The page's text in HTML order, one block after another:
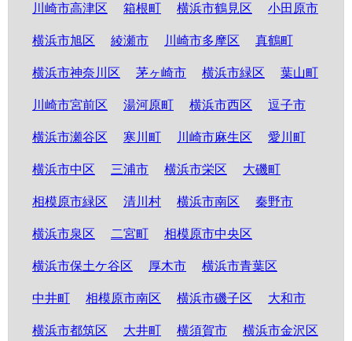
川崎市高津区 箱根町 横浜市鶴見区 小田原市
横浜市旭区 綾瀬市 川崎市多摩区 真鶴町
横浜市神奈川区 茅ヶ崎市 横浜市緑区 葉山町
川崎市宮前区 湯河原町 横浜市西区 逗子市
横浜市瀬谷区 寒川町 川崎市麻生区 愛川町
横浜市中区 三浦市 横浜市栄区 大磯町
相模原市緑区 清川村 横浜市南区 秦野市
横浜市泉区 二宮町 相模原市中央区
横浜市保土ケ谷区 厚木市 横浜市青葉区
中井町 相模原市南区 横浜市磯子区 大和市
横浜市都筑区 大井町 横須賀市 横浜市金沢区